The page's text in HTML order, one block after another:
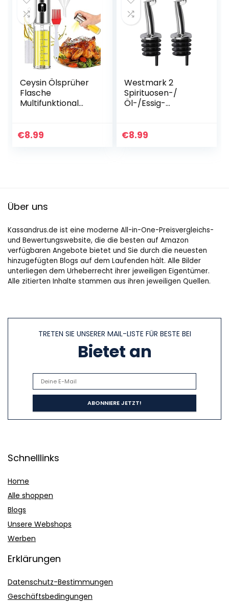
Ceysin Ölsprüher
Flasche
Multifunktional
Ölspender mit
€8.99
Westmark 2
Spirituosen-/
Öl-/Essig-
Kläppchen, mit
€8.99
Über uns
Kassandrus.de ist eine moderne All-in-One-Preisvergleichs-
und Bewertungswebsite, die die besten auf Amazon
verfügbaren Angebote bietet und Sie durch die neuesten
hinzugefügten Blogs auf dem Laufenden hält. Alle Bilder
unterliegen dem Urheberrecht ihrer jeweiligen Eigentümer.
Alle zitierten Inhalte stammen aus ihren jeweiligen Quellen.
TRETEN SIE UNSERER MAIL-LISTE FÜR BESTE BEI
Bietet an
Schnelllinks
Home
Alle shoppen
Blogs
Unsere Webshops
Werben
Erklärungen
Datenschutz-Bestimmungen
Geschäftsbedingungen